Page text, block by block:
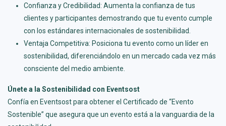
Confianza y Credibilidad: Aumenta la confianza de tus
clientes y participantes demostrando que tu evento cumple
con los estándares internacionales de sostenibilidad.
Ventaja Competitiva: Posiciona tu evento como un líder en
sostenibilidad, diferenciándolo en un mercado cada vez más
consciente del medio ambiente.
Únete a la Sostenibilidad con Eventsost
Confía en Eventsost para obtener el Certificado de “Evento
Sostenible” que asegura que un evento está a la vanguardia de la